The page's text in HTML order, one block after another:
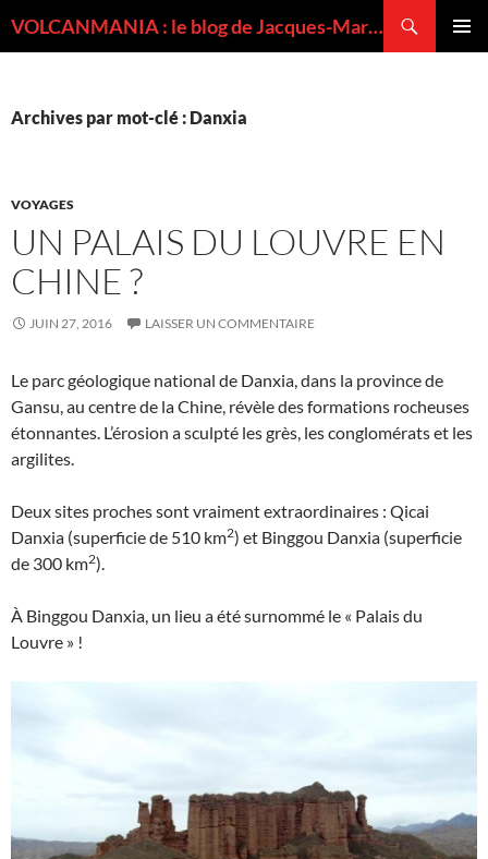
VOLCANMANIA : le blog de Jacques-Marie BARDINTZEFF, volcanologue
Archives par mot-clé : Danxia
VOYAGES
UN PALAIS DU LOUVRE EN
CHINE ?
JUIN 27, 2016 LAISSER UN COMMENTAIRE
Le parc géologique national de Danxia, dans la province de
Gansu, au centre de la Chine, révèle des formations rocheuses
étonnantes. L’érosion a sculpté les grès, les conglomérats et les
argilites.
Deux sites proches sont vraiment extraordinaires : Qicai
Danxia (superficie de 510 km2) et Binggou Danxia (superficie
de 300 km2).
À Binggou Danxia, un lieu a été surnommé le « Palais du
Louvre » !